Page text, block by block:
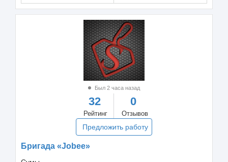
Был 2 часа назад
32
Рейтинг
0
Отзывов
Предложить работу
Бригада «Jobee»